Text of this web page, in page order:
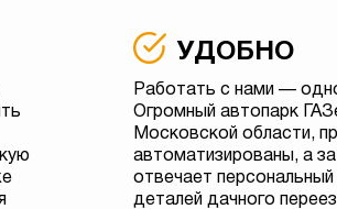
УДОБНО
Работать с нами —
Огромный автопарк
Московской области,
автоматизированы, а
отвечает
деталей дачного